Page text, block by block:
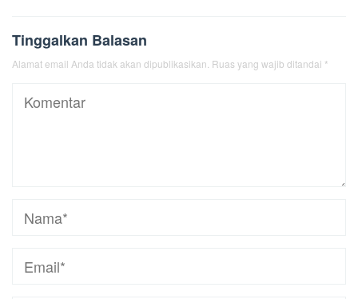
Tinggalkan Balasan
Alamat email Anda tidak akan dipublikasikan. Ruas yang wajib ditandai *